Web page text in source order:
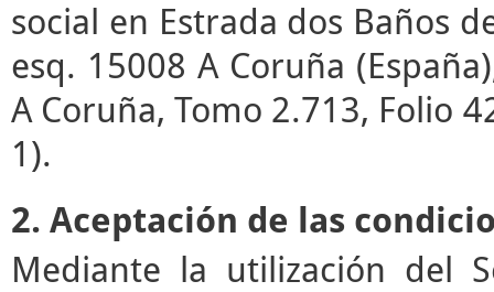
social en Estrada dos Baños
esq. 15008 A Coruña
A Coruña, Tomo 2.713, Folio
1).
2. Aceptación de las
Mediante la utilización del